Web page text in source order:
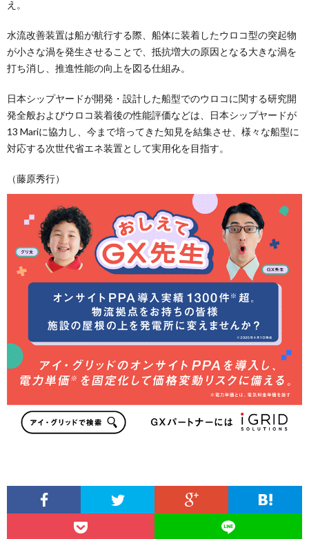
え。
水流改善装置は船が航行する際、船体に装着したウロコ型の突起物
が小さな渦を発生させることで、抵抗増大の原因となる大きな渦を
打ち消し、推進性能の向上を図る仕組み。
日本シップヤードが開発・設計した船型でのウロコに関する研究開
発全般およびウロコ装着後の性能評価などは、日本シップヤードが
13 Mariに協力し、今まで培ってきた知見を結集させ、様々な船型に
対応する次世代省エネ装置として実用化を目指す。
（藤原秀行）